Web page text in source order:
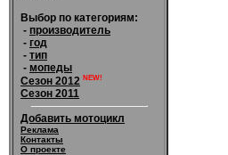
Выбор по категориям:
- производитель
- год
- тип
- мопеды
Сезон 2012 NEW!
Сезон 2011
Добавить мотоцикл
Реклама
Контакты
О проекте